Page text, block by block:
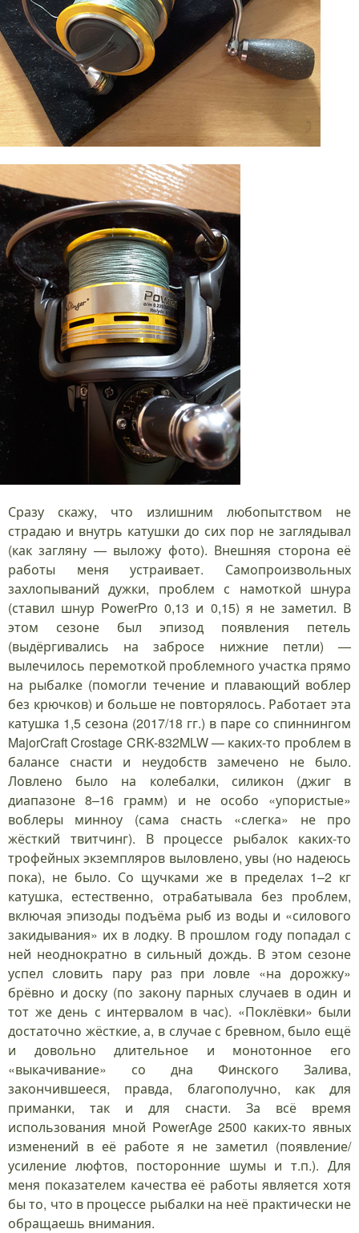
Сразу скажу, что излишним любопытством не
страдаю и внутрь катушки до сих пор не заглядывал
(как загляну — выложу фото). Внешняя сторона её
работы меня устраивает. Самопроизвольных
захлопываний дужки, проблем с намоткой шнура
(ставил шнур PowerPro 0,13 и 0,15) я не заметил. В
этом сезоне был эпизод появления петель
(выдёргивались на забросе нижние петли) —
вылечилось перемоткой проблемного участка прямо
на рыбалке (помогли течение и плавающий воблер
без крючков) и больше не повторялось. Работает эта
катушка 1,5 сезона (2017/18 гг.) в паре со спиннингом
MajorCraft Crostage CRK-832MLW — каких-то проблем в
балансе снасти и неудобств замечено не было.
Ловлено было на колебалки, силикон (джиг в
диапазоне 8–16 грамм) и не особо «упористые»
воблеры минноу (сама снасть «слегка» не про
жёсткий твитчинг). В процессе рыбалок каких-то
трофейных экземпляров выловлено, увы (но надеюсь
пока), не было. Со щучками же в пределах 1–2 кг
катушка, естественно, отрабатывала без проблем,
включая эпизоды подъёма рыб из воды и «силового
закидывания» их в лодку. В прошлом году попадал с
ней неоднократно в сильный дождь. В этом сезоне
успел словить пару раз при ловле «на дорожку»
брёвно и доску (по закону парных случаев в один и
тот же день с интервалом в час). «Поклёвки» были
достаточно жёсткие, а, в случае с бревном, было ещё
и довольно длительное и монотонное его
«выкачивание» со дна Финского Залива,
закончившееся, правда, благополучно, как для
приманки, так и для снасти. За всё время
использования мной PowerAge 2500 каких-то явных
изменений в её работе я не заметил (появление/
усиление люфтов, посторонние шумы и т.п.). Для
меня показателем качества её работы является хотя
бы то, что в процессе рыбалки на неё практически не
обращаешь внимания.